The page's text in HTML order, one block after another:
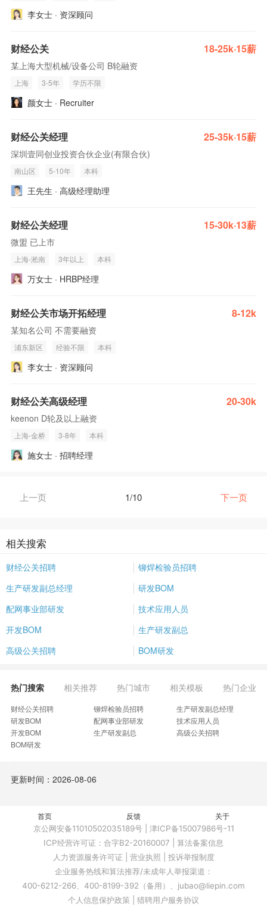
李女士 · 资深顾问
财经公关 18-25k·15薪
某上海大型机械/设备公司 B轮融资
上海 3-5年 学历不限
颜女士 · Recruiter
财经公关经理 25-35k·15薪
深圳壹同创业投资合伙企业(有限合伙)
南山区 5-10年 本科
王先生 · 高级经理助理
财经公关经理 15-30k·13薪
微盟 已上市
上海-淞南 3年以上 本科
万女士 · HRBP经理
财经公关市场开拓经理 8-12k
某知名公司 不需要融资
浦东新区 经验不限 本科
李女士 · 资深顾问
财经公关高级经理 20-30k
keenon D轮及以上融资
上海-金桥 3-8年 本科
施女士 · 招聘经理
上一页 1/10 下一页
相关搜索
财经公关招聘
铆焊检验员招聘
生产研发副总经理
研发BOM
配网事业部研发
技术应用人员
开发BOM
生产研发副总
高级公关招聘
BOM研发
热门搜索 相关推荐 热门城市 相关模板 热门企业
财经公关招聘 铆焊检验员招聘
生产研发副总经理
研发BOM
配网事业部研发
技术应用人员
开发BOM
生产研发副总
高级公关招聘
BOM研发
更新时间：2026-08-06
首页 反馈 关于